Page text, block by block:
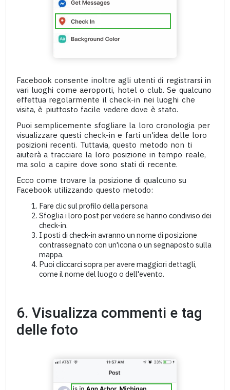
Facebook consente inoltre agli utenti di registrarsi in
vari luoghi come aeroporti, hotel o club. Se qualcuno
effettua regolarmente il check-in nei luoghi che
visita, è piuttosto facile vedere dove è stato.
Puoi semplicemente sfogliare la loro cronologia per
visualizzare questi check-in e farti un'idea delle loro
posizioni recenti. Tuttavia, questo metodo non ti
aiuterà a tracciare la loro posizione in tempo reale,
ma solo a capire dove sono stati di recente.
Ecco come trovare la posizione di qualcuno su
Facebook utilizzando questo metodo:
Fare clic sul profilo della persona
Sfoglia i loro post per vedere se hanno condiviso dei
check-in.
I posti di check-in avranno un nome di posizione
contrassegnato con un'icona o un segnaposto sulla
mappa.
Puoi cliccarci sopra per avere maggiori dettagli,
come il nome del luogo o dell'evento.
6. Visualizza commenti e tag
delle foto